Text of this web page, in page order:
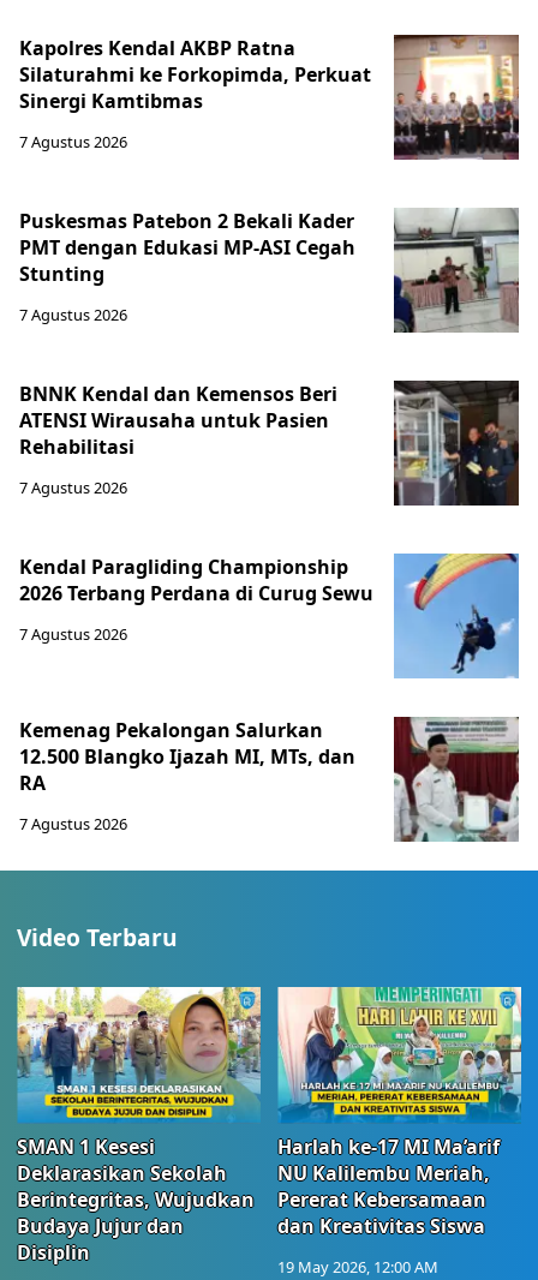
Kapolres Kendal AKBP Ratna
Silaturahmi ke Forkopimda, Perkuat
Sinergi Kamtibmas
7 Agustus 2026
Puskesmas Patebon 2 Bekali Kader
PMT dengan Edukasi MP-ASI Cegah
Stunting
7 Agustus 2026
BNNK Kendal dan Kemensos Beri
ATENSI Wirausaha untuk Pasien
Rehabilitasi
7 Agustus 2026
Kendal Paragliding Championship
2026 Terbang Perdana di Curug Sewu
7 Agustus 2026
Kemenag Pekalongan Salurkan
12.500 Blangko Ijazah MI, MTs, dan
RA
7 Agustus 2026
Video Terbaru
SMAN 1 Kesesi
Deklarasikan Sekolah
Berintegritas, Wujudkan
Budaya Jujur dan
Disiplin
Harlah ke-17 MI Ma’arif
NU Kalilembu Meriah,
Pererat Kebersamaan
dan Kreativitas Siswa
19 May 2026, 12:00 AM